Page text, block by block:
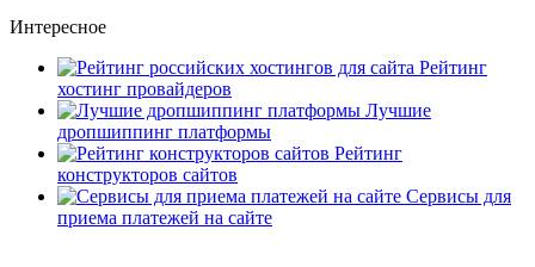
Интересное
Рейтинг
хостинг провайдеров
Лучшие
дропшиппинг платформы
Рейтинг
конструкторов сайтов
Сервисы для
приема платежей на сайте